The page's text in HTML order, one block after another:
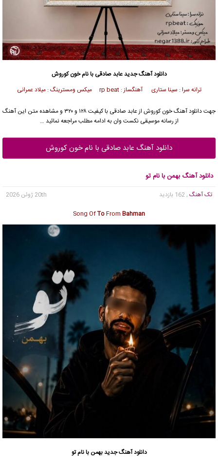
دانلود آهنگ جدیدعابد صادقی با نام خون کوروش
ترانه سرا : سينا ستاری آهنگساز : rp beat میکس ومسترینگ : میلاد عمرانی
جهت دانلود آهنگ خون کوروش از عابد صادقی با کیفیت ۱۲۸ و ۳۲۰ و مشاهده متن این آهنگ
از رسانه موسیقی نکست وان به ادامه مطلب مراجعه نمائید …
دانلود آهنگ عابد صادقی با نام خون کوروش
دانلود آهنگ بهمن با نام تو
تک آهنگ , 162 بازدید
20th ژوئن 2026
Song OfToFrom Bahman
دانلود آهنگ جدیدبهمن با نام تو